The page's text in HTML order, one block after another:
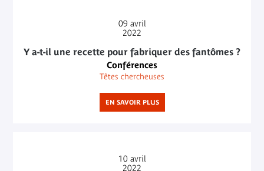
09 avril
2022
Y a-t-il une recette pour fabriquer des fantômes ?
Conférences
Têtes chercheuses
EN SAVOIR PLUS
10 avril
2022